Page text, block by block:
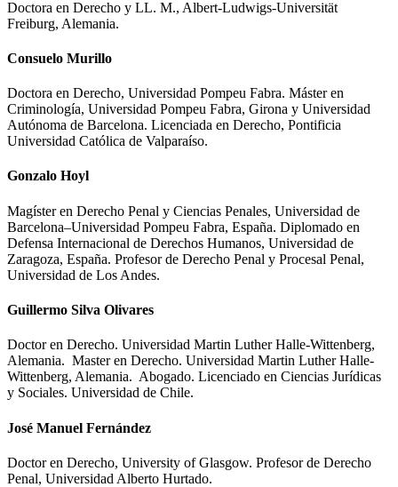
Doctora en Derecho y LL. M., Albert-Ludwigs-Universität
Freiburg, Alemania.
Consuelo Murillo
Doctora en Derecho, Universidad Pompeu Fabra. Máster en
Criminología, Universidad Pompeu Fabra, Girona y Universidad
Autónoma de Barcelona. Licenciada en Derecho, Pontificia
Universidad Católica de Valparaíso.
Gonzalo Hoyl
Magíster en Derecho Penal y Ciencias Penales, Universidad de
Barcelona–Universidad Pompeu Fabra, España. Diplomado en
Defensa Internacional de Derechos Humanos, Universidad de
Zaragoza, España. Profesor de Derecho Penal y Procesal Penal,
Universidad de Los Andes.
Guillermo Silva Olivares
Doctor en Derecho. Universidad Martin Luther Halle-Wittenberg,
Alemania. Master en Derecho. Universidad Martin Luther Halle-
Wittenberg, Alemania. Abogado. Licenciado en Ciencias Jurídicas
y Sociales. Universidad de Chile.
José Manuel Fernández
Doctor en Derecho, University of Glasgow. Profesor de Derecho
Penal, Universidad Alberto Hurtado.